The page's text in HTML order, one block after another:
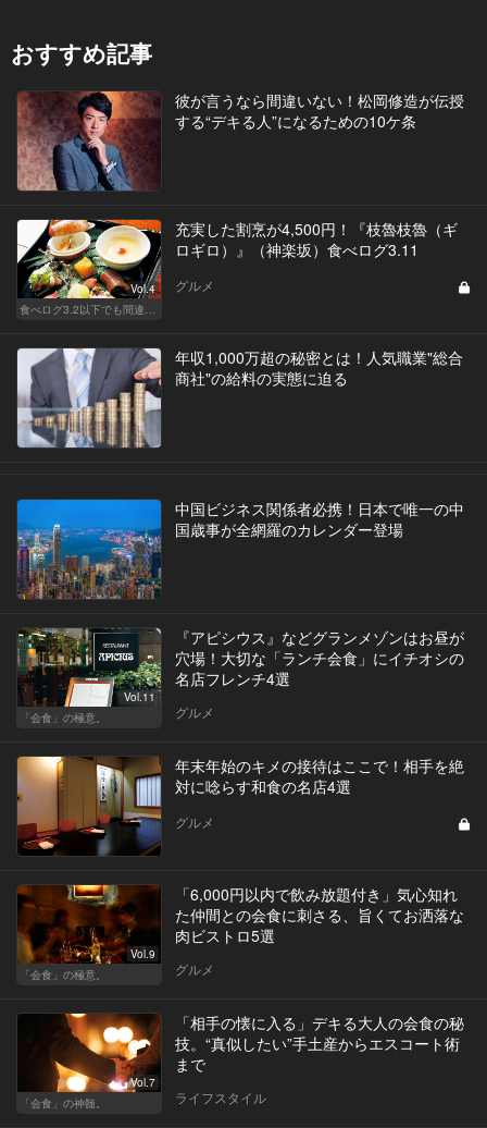
おすすめ記事
彼が言うなら間違いない！松岡修造が伝授
する“デキる人”になるための10ケ条
Vol.4
食べログ3.2以下でも間違いなく名店！
充実した割烹が4,500円！『枝魯枝魯（ギ
ロギロ）』（神楽坂）食べログ3.11
グルメ
年収1,000万超の秘密とは！人気職業"総合
商社"の給料の実態に迫る
中国ビジネス関係者必携！日本で唯一の中
国歳事が全網羅のカレンダー登場
Vol.11
「会食」の極意。
『アピシウス』などグランメゾンはお昼が
穴場！大切な「ランチ会食」にイチオシの
名店フレンチ4選
グルメ
年末年始のキメの接待はここで！相手を絶
対に唸らす和食の名店4選
グルメ
Vol.9
「会食」の極意。
「6,000円以内で飲み放題付き」気心知れ
た仲間との会食に刺さる、旨くてお洒落な
肉ビストロ5選
グルメ
Vol.7
「会食」の神髄。
「相手の懐に入る」デキる大人の会食の秘
技。“真似したい”手土産からエスコート術
まで
ライフスタイル